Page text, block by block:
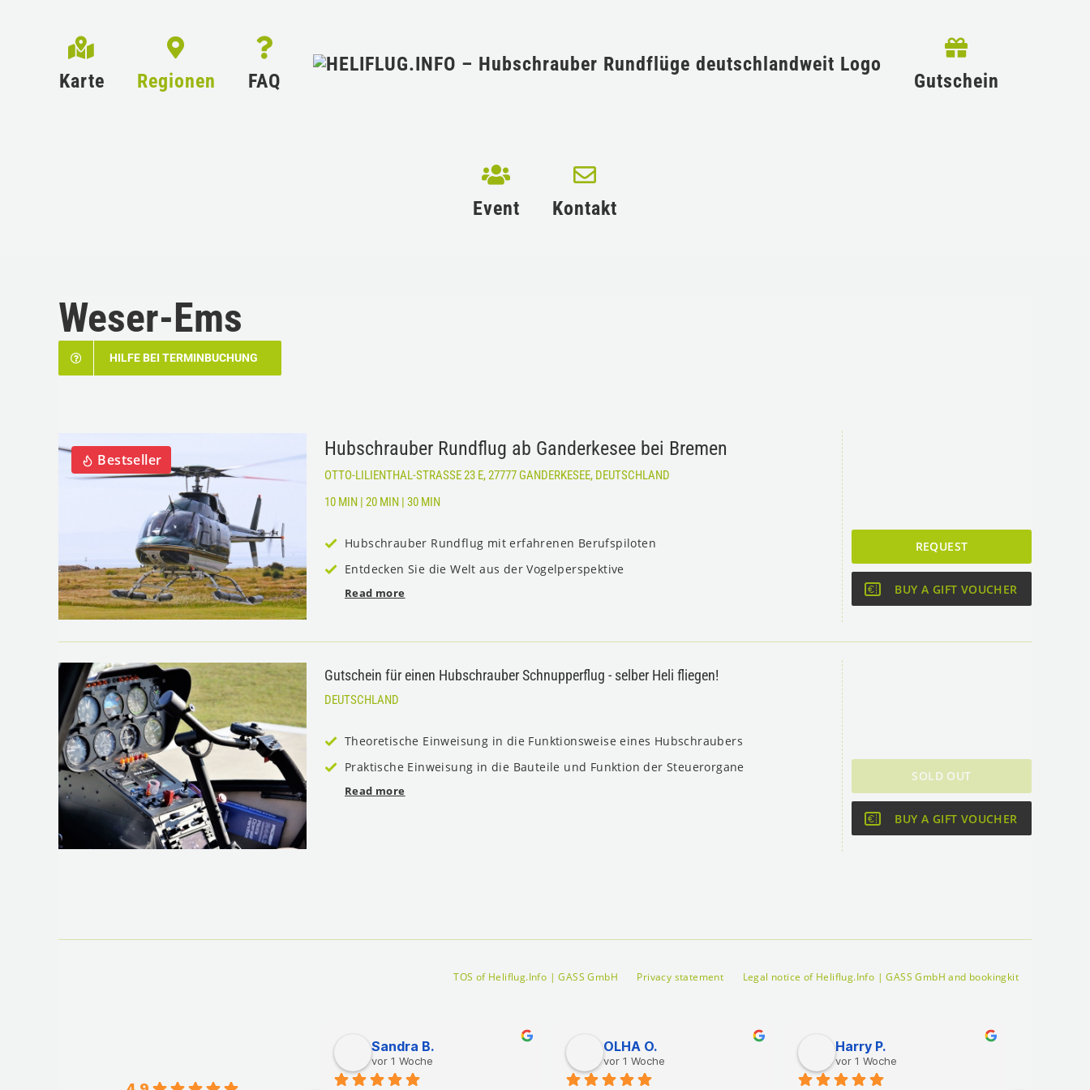
Karte Regionen FAQ Gutschein
Event Kontakt
Weser-Ems
HILFE BEI TERMINBUCHUNG
Bestseller
Hubschrauber Rundflug ab Ganderkesee bei Bremen
OTTO-LILIENTHAL-STRASSE 23 E, 27777 GANDERKESEE, DEUTSCHLAND
10 MIN | 20 MIN | 30 MIN
Hubschrauber Rundflug mit erfahrenen Berufspiloten
Entdecken Sie die Welt aus der Vogelperspektive
Read more
REQUEST
BUY A GIFT VOUCHER
Gutschein für einen Hubschrauber Schnupperflug - selber Heli fliegen!
DEUTSCHLAND
Theoretische Einweisung in die Funktionsweise eines Hubschraubers
Praktische Einweisung in die Bauteile und Funktion der Steuerorgane
Read more
SOLD OUT
BUY A GIFT VOUCHER
TOS of Heliflug.Info | GASS GmbH Privacy statement Legal notice of Heliflug.Info | GASS GmbH and bookingkit
Sandra B.
vor 1 Woche
OLHA O.
vor 1 Woche
Harry P.
vor 1 Woche